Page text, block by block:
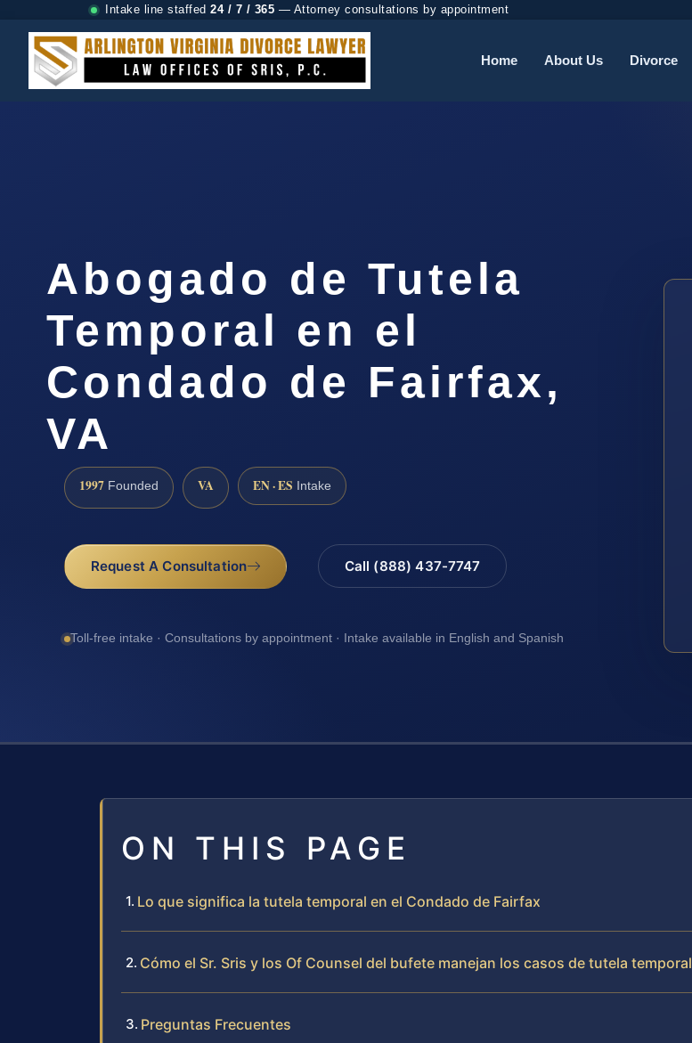
Intake line staffed 24 / 7 / 365 — Attorney consultations by appointment
Home About Us Divorce
Abogado de Tutela
Temporal en el
Condado de Fairfax,
VA
1997 Founded VA EN · ES Intake
Request A Consultation Call (888) 437-7747
Toll-free intake · Consultations by appointment · Intake available in English and Spanish
ON THIS PAGE
Lo que significa la tutela temporal en el Condado de Fairfax
Cómo el Sr. Sris y los Of Counsel del bufete manejan los casos de tutela temporal
Preguntas Frecuentes